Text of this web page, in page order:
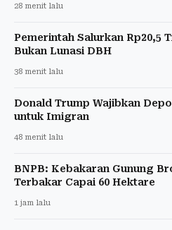
28 menit lalu
Pemerintah Salurkan Rp20,5
Bukan Lunasi DBH
38 menit lalu
Donald Trump Wajibkan
untuk Imigran
48 menit lalu
BNPB: Kebakaran Gunung
Terbakar Capai 60 Hektare
1 jam lalu